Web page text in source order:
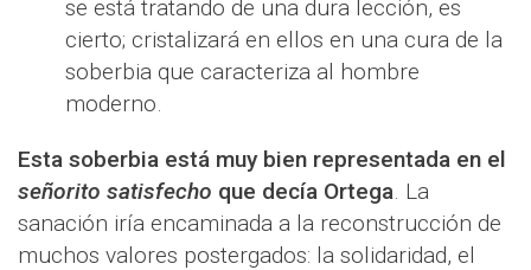
se está tratando de una dura lección, es
cierto; cristalizará en ellos en una cura de la
soberbia que caracteriza al hombre
moderno.
Esta soberbia está muy bien representada en el
señorito satisfecho que decía Ortega. La
sanación iría encaminada a la reconstrucción de
muchos valores postergados: la solidaridad, el